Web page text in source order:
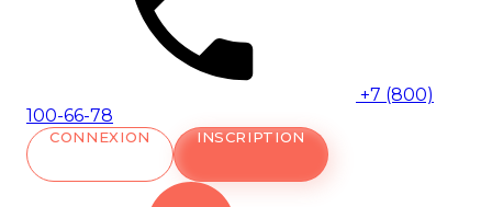
+7 (800)
100-66-78
CONNEXION INSCRIPTION